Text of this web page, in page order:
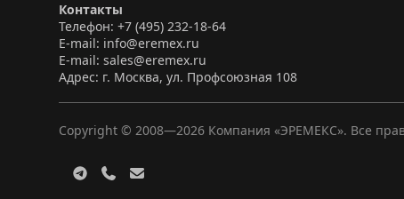
Контакты
Телефон: +7 (495) 232-18-64
E-mail: info@eremex.ru
E-mail: sales@eremex.ru
Адрес: г. Москва, ул. Профсоюзная 108
Copyright © 2008—2026 Компания «ЭРЕМЕКС». Все